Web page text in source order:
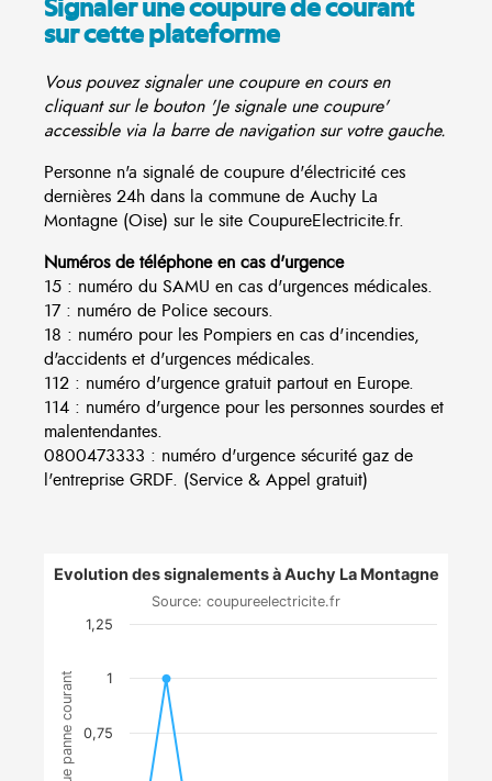
Signaler une coupure de courant
sur cette plateforme
Vous pouvez signaler une coupure en cours en
cliquant sur le bouton 'Je signale une coupure'
accessible via la barre de navigation sur votre gauche.
Personne n'a signalé de coupure d'électricité ces
dernières 24h dans la commune de Auchy La
Montagne (Oise) sur le site CoupureElectricite.fr.
Numéros de téléphone en cas d'urgence
15 : numéro du SAMU en cas d'urgences médicales.
17 : numéro de Police secours.
18 : numéro pour les Pompiers en cas d'incendies,
d'accidents et d'urgences médicales.
112 : numéro d'urgence gratuit partout en Europe.
114 : numéro d'urgence pour les personnes sourdes et
malentendantes.
0800473333 : numéro d'urgence sécurité gaz de
l'entreprise GRDF. (Service & Appel gratuit)
Evolution des signalements à Auchy La Montagne
Source: coupureelectricite.fr
0,75
1
1,25